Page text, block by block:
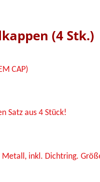
(4 Stk.)
CAP)
Satz aus 4 Stück!
inkl. Dichtring.